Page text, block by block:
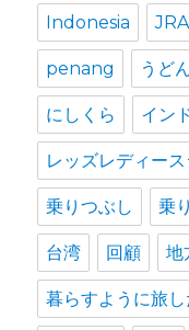
Indonesia JRA
penang うど
にしくら イン
レッズレディー
乗りつぶし 乗
台湾 回顧 地
暮らすように旅し